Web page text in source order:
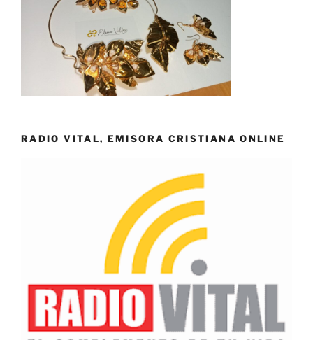
RADIO VITAL, EMISORA CRISTIANA ONLINE